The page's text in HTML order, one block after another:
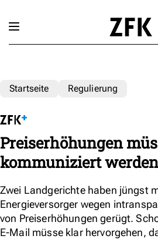
Startseite Regulierung
Preiserhöhungen
kommuniziert werden
Zwei Landgerichte haben jüngst
Energieversorger wegen
von Preiserhöhungen gerügt.
E-Mail müsse klar hervorgehen,